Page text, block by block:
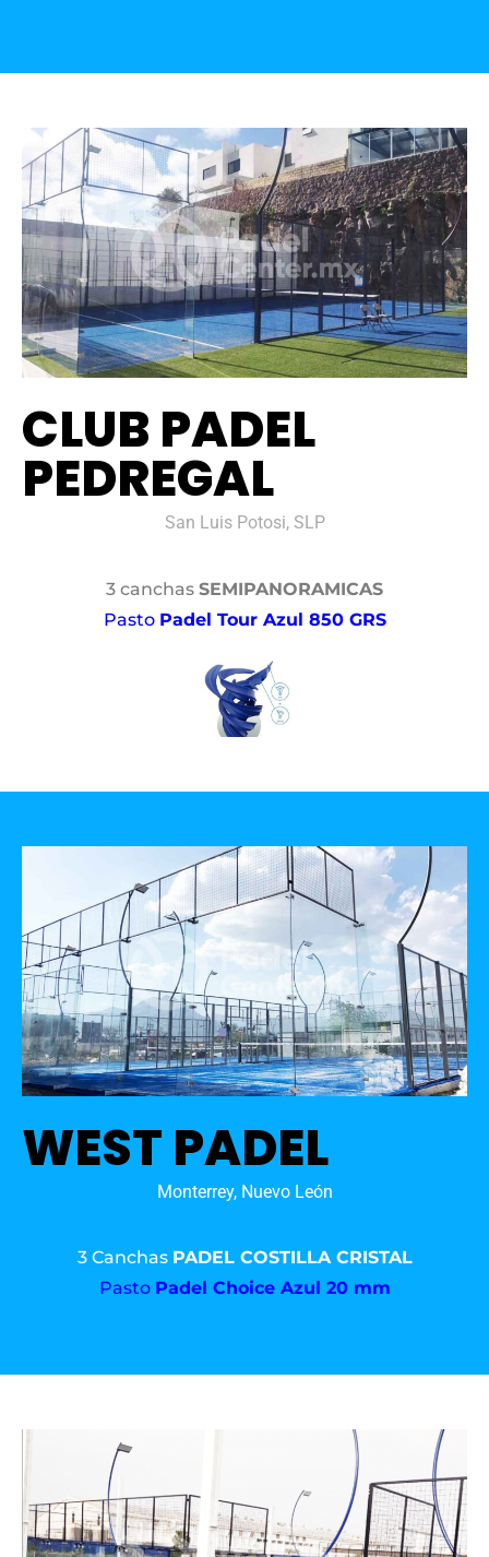
CLUB PADEL
PEDREGAL
San Luis Potosi, SLP
3 canchas SEMIPANORAMICAS
Pasto Padel Tour Azul 850 GRS
WEST PADEL
Monterrey, Nuevo León
3 Canchas PADEL COSTILLA CRISTAL
Pasto Padel Choice Azul 20 mm